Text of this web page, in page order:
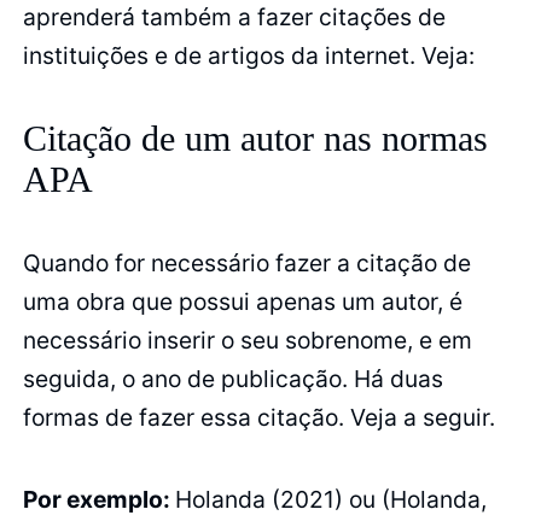
aprenderá também a fazer citações de
instituições e de artigos da internet. Veja:
Citação de um autor nas normas
APA
Quando for necessário fazer a citação de
uma obra que possui apenas um autor, é
necessário inserir o seu sobrenome, e em
seguida, o ano de publicação. Há duas
formas de fazer essa citação. Veja a seguir.
Por exemplo: Holanda (2021) ou (Holanda,